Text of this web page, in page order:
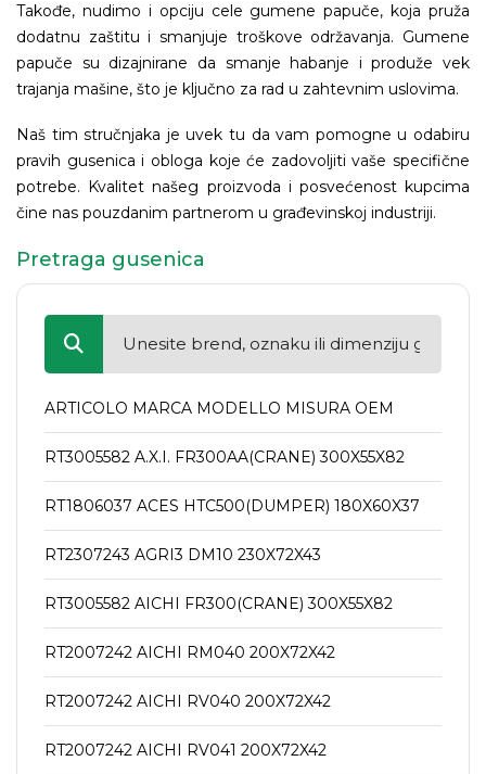
Takođe, nudimo i opciju cele gumene papuče, koja pruža
dodatnu zaštitu i smanjuje troškove održavanja. Gumene
papuče su dizajnirane da smanje habanje i produže vek
trajanja mašine, što je ključno za rad u zahtevnim uslovima.
Naš tim stručnjaka je uvek tu da vam pomogne u odabiru
pravih gusenica i obloga koje će zadovoljiti vaše specifične
potrebe. Kvalitet našeg proizvoda i posvećenost kupcima
čine nas pouzdanim partnerom u građevinskoj industriji.
Pretraga gusenica
ARTICOLO MARCA MODELLO MISURA OEM
RT3005582 A.X.I. FR300AA(CRANE) 300X55X82
RT1806037 ACES HTC500(DUMPER) 180X60X37
RT2307243 AGRI3 DM10 230X72X43
RT3005582 AICHI FR300(CRANE) 300X55X82
RT2007242 AICHI RM040 200X72X42
RT2007242 AICHI RV040 200X72X42
RT2007242 AICHI RV041 200X72X42